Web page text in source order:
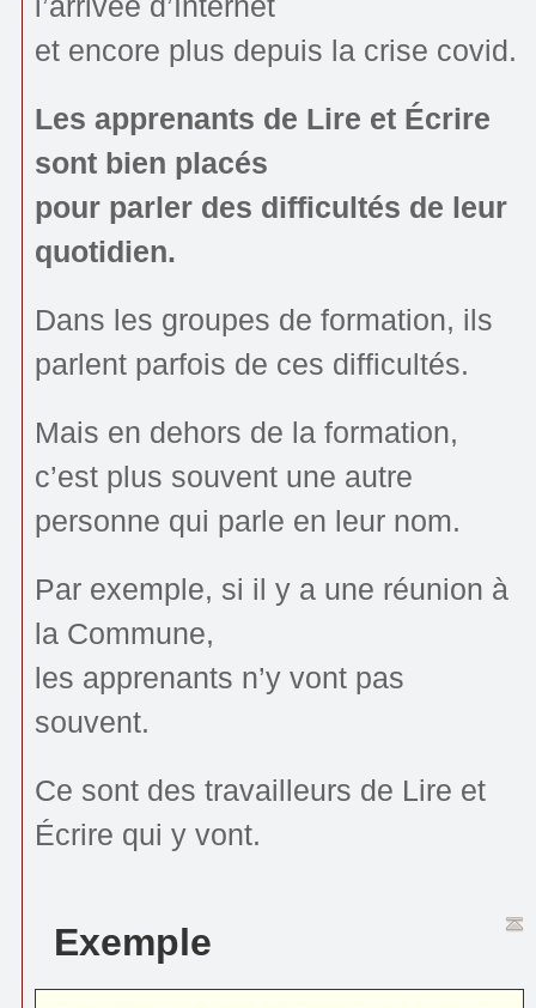
et encore plus depuis la crise covid.
Les apprenants de Lire et Écrire
sont bien placés
pour parler des difficultés de leur
quotidien.
Dans les groupes de formation, ils
parlent parfois de ces difficultés.
Mais en dehors de la formation,
c’est plus souvent une autre
personne qui parle en leur nom.
Par exemple, si il y a une réunion à
la Commune,
les apprenants n’y vont pas
souvent.
Ce sont des travailleurs de Lire et
Écrire qui y vont.
Exemple